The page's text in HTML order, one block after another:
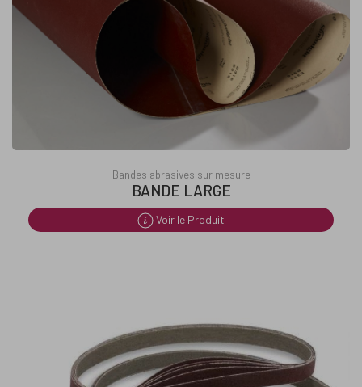
Bandes abrasives sur mesure
BANDE LARGE
Voir le Produit